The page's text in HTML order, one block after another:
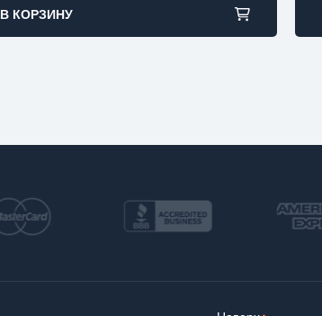
В КОРЗИНУ